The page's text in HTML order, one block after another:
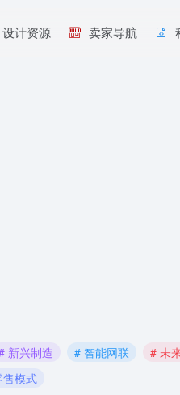
设计资源 卖家导航
新兴制造 # 智能网联
# 未
售模式